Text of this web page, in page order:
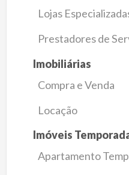
Lojas
Prestadores de
Imobiliárias
Compra e Venda
Locação
Imóveis
Apartamento